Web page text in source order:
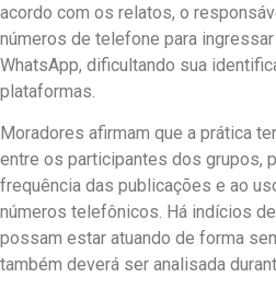
acordo com os relatos, o
números de telefone para
WhatsApp, dificultando sua
plataformas.
Moradores afirmam que a prática
entre os participantes dos grupos,
frequência das publicações e ao
números telefônicos. Há indícios
possam estar atuando de forma
também deverá ser analisada